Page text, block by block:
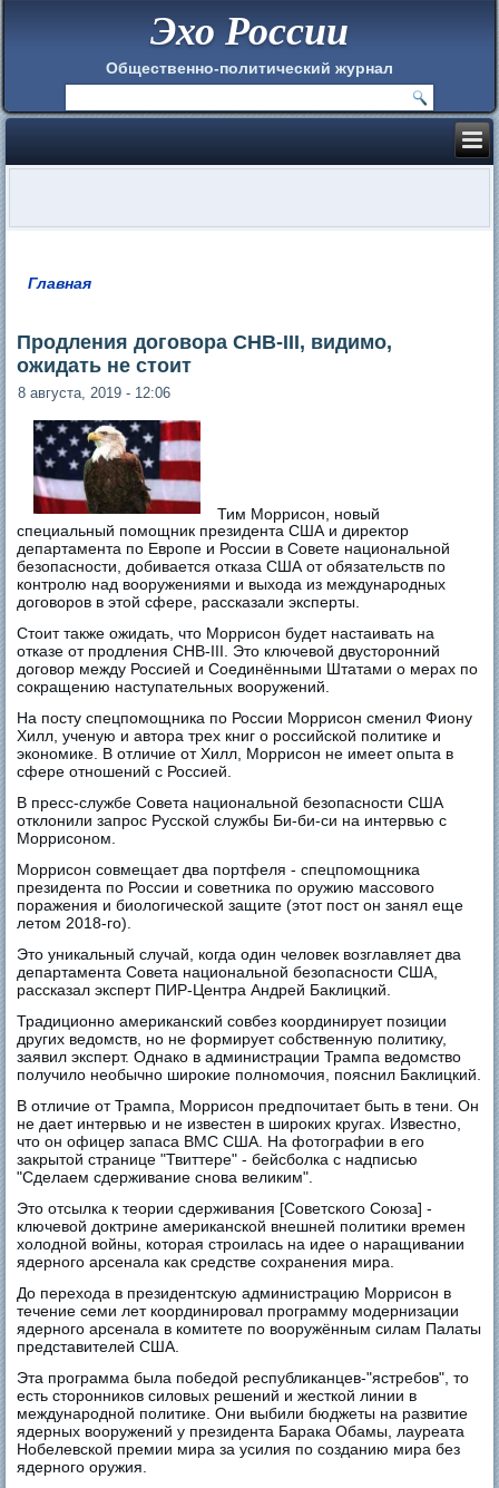
Эхо России
Общественно-политический журнал
Главная
Продления договора СНВ-III, видимо,
ожидать не стоит
8 августа, 2019 - 12:06
Тим Моррисон, новый
специальный помощник президента США и директор
департамента по Европе и России в Совете национальной
безопасности, добивается отказа США от обязательств по
контролю над вооружениями и выхода из международных
договоров в этой сфере, рассказали эксперты.
Стоит также ожидать, что Моррисон будет настаивать на
отказе от продления СНВ-III. Это ключевой двусторонний
договор между Россией и Соединёнными Штатами о мерах по
сокращению наступательных вооружений.
На посту спецпомощника по России Моррисон сменил Фиону
Хилл, ученую и автора трех книг о российской политике и
экономике. В отличие от Хилл, Моррисон не имеет опыта в
сфере отношений с Россией.
В пресс-службе Совета национальной безопасности США
отклонили запрос Русской службы Би-би-си на интервью с
Моррисоном.
Моррисон совмещает два портфеля - спецпомощника
президента по России и советника по оружию массового
поражения и биологической защите (этот пост он занял еще
летом 2018-го).
Это уникальный случай, когда один человек возглавляет два
департамента Совета национальной безопасности США,
рассказал эксперт ПИР-Центра Андрей Баклицкий.
Традиционно американский совбез координирует позиции
других ведомств, но не формирует собственную политику,
заявил эксперт. Однако в администрации Трампа ведомство
получило необычно широкие полномочия, пояснил Баклицкий.
В отличие от Трампа, Моррисон предпочитает быть в тени. Он
не дает интервью и не известен в широких кругах. Известно,
что он офицер запаса ВМС США. На фотографии в его
закрытой странице "Твиттере" - бейсболка с надписью
"Сделаем сдерживание снова великим".
Это отсылка к теории сдерживания [Советского Союза] -
ключевой доктрине американской внешней политики времен
холодной войны, которая строилась на идее о наращивании
ядерного арсенала как средстве сохранения мира.
До перехода в президентскую администрацию Моррисон в
течение семи лет координировал программу модернизации
ядерного арсенала в комитете по вооружённым силам Палаты
представителей США.
Эта программа была победой республиканцев-"ястребов", то
есть сторонников силовых решений и жесткой линии в
международной политике. Они выбили бюджеты на развитие
ядерных вооружений у президента Барака Обамы, лауреата
Нобелевской премии мира за усилия по созданию мира без
ядерного оружия.